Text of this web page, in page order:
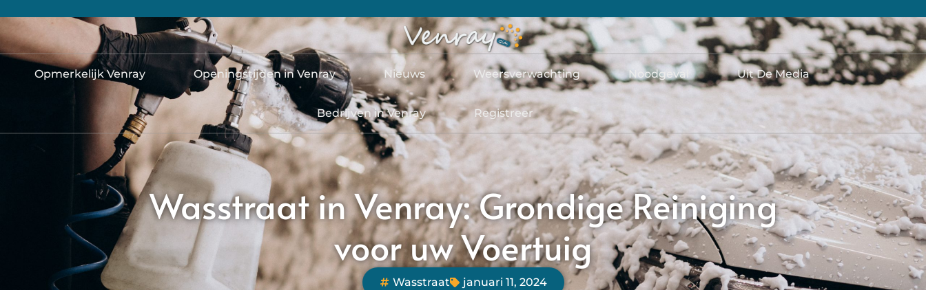
Opmerkelijk Venray Openingstijden in Venray Nieuws Weersverwachting Noodgeval Uit De Media
Bedrijven in Venray Registreer
Wasstraat in Venray: Grondige Reiniging
voor uw Voertuig
Wasstraat januari 11, 2024